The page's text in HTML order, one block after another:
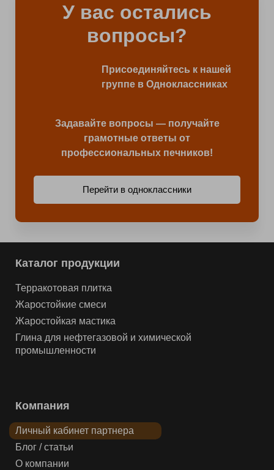
У вас остались
вопросы?
Присоединяйтесь к нашей
группе в Одноклассниках
Задавайте вопросы — получайте
грамотные ответы от
профессиональных печников!
Перейти в одноклассники
Каталог продукции
Терракотовая плитка
Жаростойкие смеси
Жаростойкая мастика
Глина для нефтегазовой и химической
промышленности
Компания
Личный кабинет партнера
Блог / статьи
О компании